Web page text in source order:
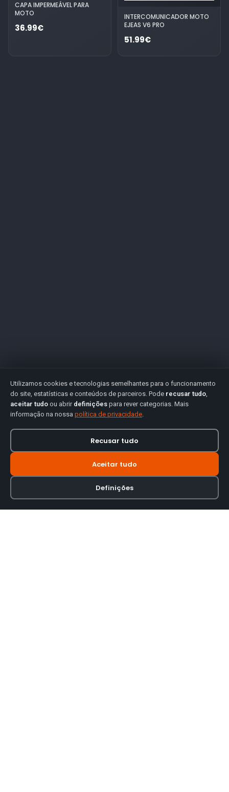
CAPA IMPERMEÁVEL PARA
MOTO
36.99€
INTERCOMUNICADOR MOTO
EJEAS V6 PRO
51.99€
Utilizamos cookies e tecnologias semelhantes para o funcionamento
do site, estatísticas e conteúdos de parceiros. Pode recusar tudo,
aceitar tudo ou abrir definições para rever categorias. Mais
informação na nossa política de privacidade.
Recusar tudo
Aceitar tudo
Definições